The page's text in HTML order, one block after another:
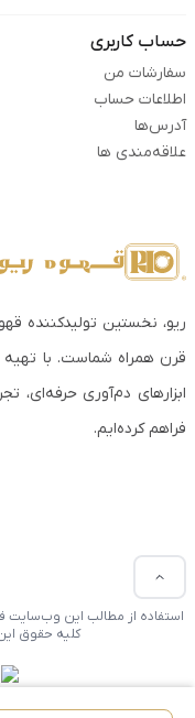
حساب کاربری
سفارشات من
اطلاعات حساب
آدرس‌ها
علاقه‌مندی ها
قرن همراه شماست. با تهیه
ابزارهای دم‌آوری حرفه‌ای،
فراهم کرده‌ایم.
استفاده از مطالب این وب‌سایت
کلیه حقوق